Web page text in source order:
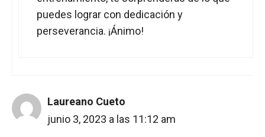
puedes lograr con dedicación y
perseverancia. ¡Ánimo!
Laureano Cueto
junio 3, 2023 a las 11:12 am